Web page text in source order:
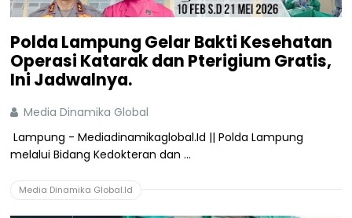
Polda Lampung Gelar Bakti Kesehatan
Operasi Katarak dan Pterigium Gratis,
Ini Jadwalnya.
Media Dinamika Global
Lampung - Mediadinamikaglobal.Id || Polda Lampung
melalui Bidang Kedokteran dan ...
Media Dinamika Global.Id